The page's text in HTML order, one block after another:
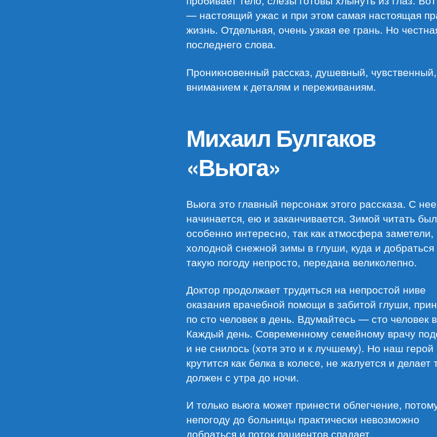
— настоящий ужас и при этом самая настоящая
жизнь. Отдельная, очень узкая ее грань. Но
последнего слова.
Проникновенный рассказ, душевный,
вниманием к деталям и переживаниям.
Михаил Булгаков
«Вьюга»
Вьюга это главный персонаж этого рассказа. С
начинается, ею и заканчивается. Зимой читать
особенно интересно, так как атмосфера заметели,
холодной снежной зимы в глуши, куда и добраться
такую погоду непросто, передана великолепно.
Доктор продолжает трудиться на непростой ниве
оказания врачебной помощи в забитой глуши,
по сто человек в день. Вдумайтесь — сто человек
Каждый день. Современному семейному врачу
и не снилось (хотя это и к лучшему). Но наш герой
крутится как белка в колесе, не жалуется и делает
должен с утра до ночи.
И только вьюга может принести облегчение,
непогоду до больницы практически невозможно
добраться и поток пациентов спадает.